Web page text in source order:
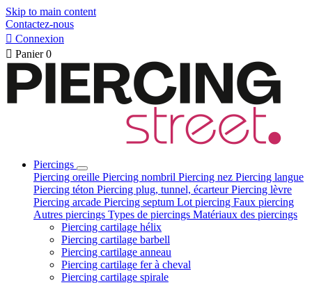
Skip to main content
Contactez-nous
 Connexion
 Panier 0
Piercings
Piercing oreille Piercing nombril Piercing nez Piercing langue
Piercing téton Piercing plug, tunnel, écarteurPiercing lèvre
Piercing arcade Piercing septum Lot piercing Faux piercing
Autres piercings Types de piercings Matériaux des piercings
Piercing cartilage hélix
Piercing cartilage barbell
Piercing cartilage anneau
Piercing cartilage fer à cheval
Piercing cartilage spirale